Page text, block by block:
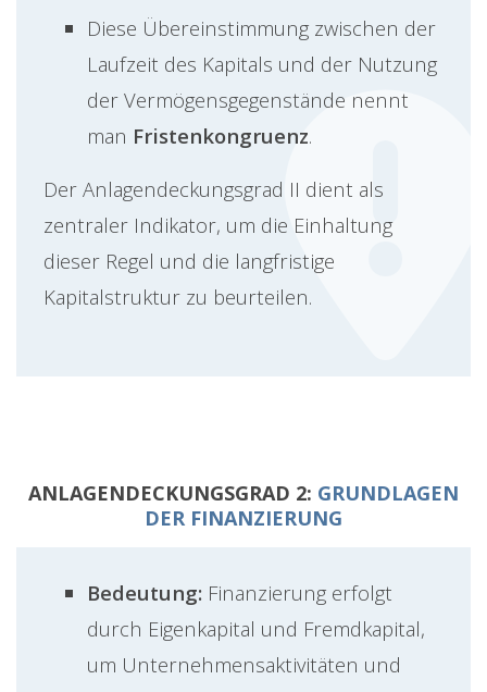
Diese Übereinstimmung zwischen der
Laufzeit des Kapitals und der Nutzung
der Vermögensgegenstände nennt
man Fristenkongruenz.
Der Anlagendeckungsgrad II dient als
zentraler Indikator, um die Einhaltung
dieser Regel und die langfristige
Kapitalstruktur zu beurteilen.
ANLAGENDECKUNGSGRAD 2: GRUNDLAGEN
DER FINANZIERUNG
Bedeutung: Finanzierung erfolgt
durch Eigenkapital und Fremdkapital,
um Unternehmensaktivitäten und